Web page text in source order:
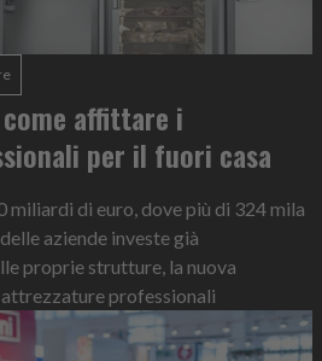
affittare i
per il fuori casa
miliardi di euro, dove più di 324 mila
aziende investe già
proprie strutture, la nuova
professionali